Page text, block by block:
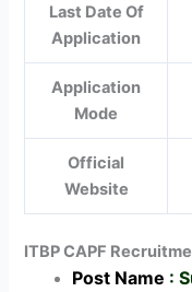
Last Date Of
Application
Application
Mode
Official
Website
ITBP CAPF
Post Name :